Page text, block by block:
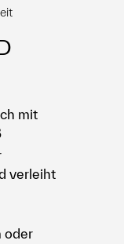
mit
verleiht
oder